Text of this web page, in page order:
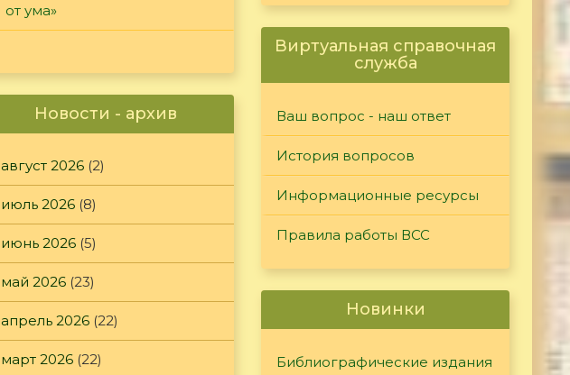
от ума»
Новости - архив
август 2026 (2)
июль 2026 (8)
июнь 2026 (5)
май 2026 (23)
апрель 2026 (22)
март 2026 (22)
Виртуальная справочная
служба
Ваш вопрос - наш ответ
История вопросов
Информационные ресурсы
Правила работы ВСС
Новинки
Библиографические издания